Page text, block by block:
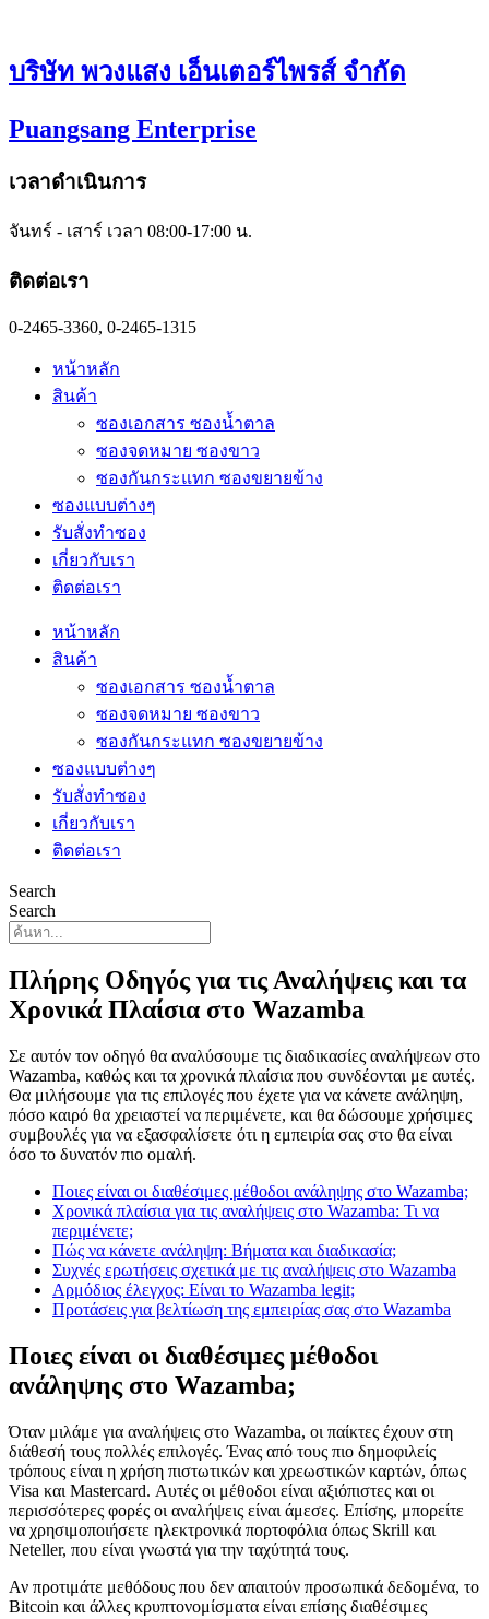
content
บริษัท พวงแสง เอ็นเตอร์ไพรส์ จำกัด
Puangsang Enterprise
เวลาดำเนินการ
จันทร์ - เสาร์ เวลา 08:00-17:00 น.
ติดต่อเรา
0-2465-3360, 0-2465-1315
หน้าหลัก
สินค้า
ซองเอกสาร ซองน้ำตาล
ซองจดหมาย ซองขาว
ซองกันกระแทก ซองขยายข้าง
ซองแบบต่างๆ
รับสั่งทำซอง
เกี่ยวกับเรา
ติดต่อเรา
หน้าหลัก
สินค้า
ซองเอกสาร ซองน้ำตาล
ซองจดหมาย ซองขาว
ซองกันกระแทก ซองขยายข้าง
ซองแบบต่างๆ
รับสั่งทำซอง
เกี่ยวกับเรา
ติดต่อเรา
Search
Search
Πλήρης Οδηγός για τις Αναλήψεις και τα
Χρονικά Πλαίσια στο Wazamba
Σε αυτόν τον οδηγό θα αναλύσουμε τις διαδικασίες αναλήψεων στο
Wazamba, καθώς και τα χρονικά πλαίσια που συνδέονται με αυτές.
Θα μιλήσουμε για τις επιλογές που έχετε για να κάνετε ανάληψη,
πόσο καιρό θα χρειαστεί να περιμένετε, και θα δώσουμε χρήσιμες
συμβουλές για να εξασφαλίσετε ότι η εμπειρία σας στο θα είναι
όσο το δυνατόν πιο ομαλή.
Ποιες είναι οι διαθέσιμες μέθοδοι ανάληψης στο Wazamba;
Χρονικά πλαίσια για τις αναλήψεις στο Wazamba: Τι να
περιμένετε;
Πώς να κάνετε ανάληψη: Βήματα και διαδικασία;
Συχνές ερωτήσεις σχετικά με τις αναλήψεις στο Wazamba
Αρμόδιος έλεγχος: Είναι το Wazamba legit;
Προτάσεις για βελτίωση της εμπειρίας σας στο Wazamba
Ποιες είναι οι διαθέσιμες μέθοδοι
ανάληψης στο Wazamba;
Όταν μιλάμε για αναλήψεις στο Wazamba, οι παίκτες έχουν στη
διάθεσή τους πολλές επιλογές. Ένας από τους πιο δημοφιλείς
τρόπους είναι η χρήση πιστωτικών και χρεωστικών καρτών, όπως
Visa και Mastercard. Αυτές οι μέθοδοι είναι αξιόπιστες και οι
περισσότερες φορές οι αναλήψεις είναι άμεσες. Επίσης, μπορείτε
να χρησιμοποιήσετε ηλεκτρονικά πορτοφόλια όπως Skrill και
Neteller, που είναι γνωστά για την ταχύτητά τους.
Αν προτιμάτε μεθόδους που δεν απαιτούν προσωπικά δεδομένα, το
Bitcoin και άλλες κρυπτονομίσματα είναι επίσης διαθέσιμες